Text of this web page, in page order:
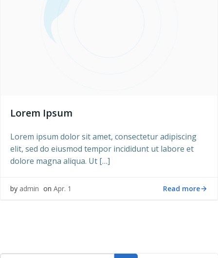
Lorem Ipsum
Lorem ipsum dolor sit amet, consectetur adipiscing
elit, sed do eiusmod tempor incididunt ut labore et
dolore magna aliqua. Ut […]
by admin on Apr. 1 Read more